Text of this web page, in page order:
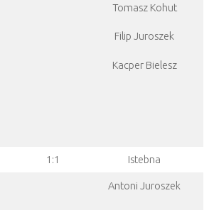
Tomasz Kohut
Filip Juroszek
Kacper Bielesz
1:1 Istebna
Antoni Juroszek